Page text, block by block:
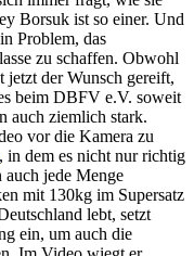
Borsuk ist so einer. Und
Problem, das
zu schaffen. Obwohl
jetzt der Wunsch gereift,
beim DBFV e.V. soweit
auch ziemlich stark.
vor die Kamera zu
, in dem es nicht nur richtig
jede Menge
mit 130kg im Supersatz
lebt, setzt
ein, um auch die